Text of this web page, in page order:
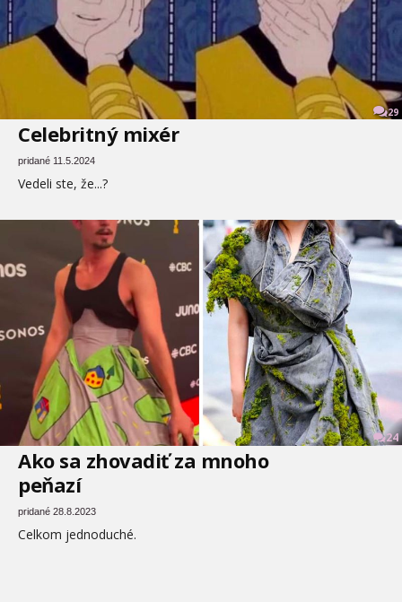
29
Celebritný mixér
pridané 11.5.2024
Vedeli ste, že...?
24
Ako sa zhovadiť za mnoho
peňazí
pridané 28.8.2023
Celkom jednoduché.